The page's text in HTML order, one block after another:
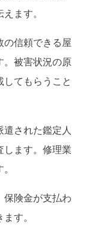
ます。
の信頼できる屋
。被害状況の原
てもらうこと
遣された鑑定人
します。修理業
保険金が支払わ
す。